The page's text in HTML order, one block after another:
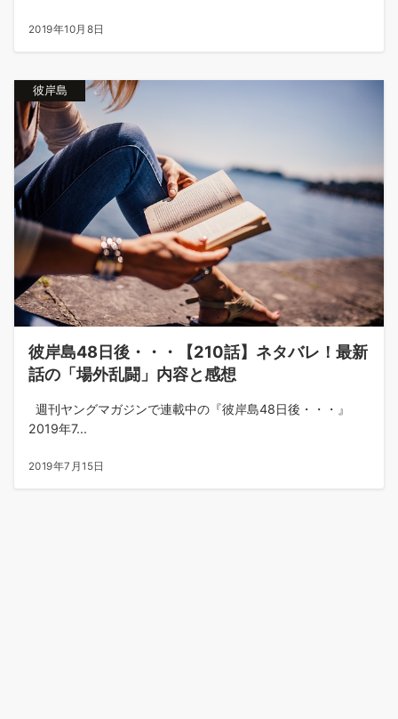
2019年10月8日
彼岸島
彼岸島48日後・・・【210話】ネタバレ！最新
話の「場外乱闘」内容と感想
週刊ヤングマガジンで連載中の『彼岸島48日後・・・』
2019年7...
2019年7月15日